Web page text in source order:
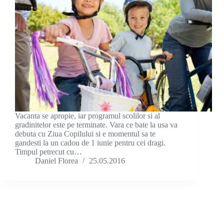
Vacanta se apropie, iar programul scolilor si al
gradinitelor este pe terminate. Vara ce bate la usa va
debuta cu Ziua Copilului si e momentul sa te
gandesti la un cadou de 1 iunie pentru cei dragi.
Timpul petrecut cu…
Daniel Florea
25.05.2016